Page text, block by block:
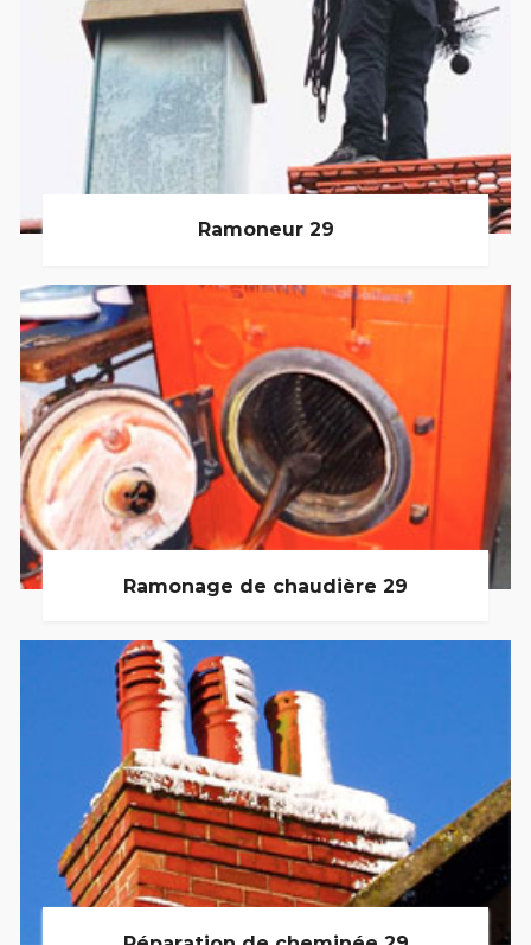
Ramoneur 29
Ramonage de chaudière 29